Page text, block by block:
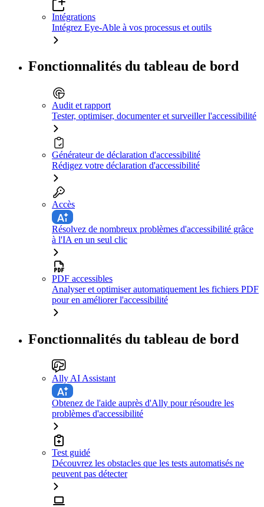
Intégrations
Intégrez Eye-Able à vos processus et outils
Fonctionnalités du tableau de bord
Audit et rapport
Tester, optimiser, documenter et surveiller l'accessibilité
Générateur de déclaration d'accessibilité
Rédigez votre déclaration d'accessibilité
Accès
Résolvez de nombreux problèmes d'accessibilité grâce
à l'IA en un seul clic
PDF accessibles
Analyser et optimiser automatiquement les fichiers PDF
pour en améliorer l'accessibilité
Fonctionnalités du tableau de bord
Ally AI Assistant
Obtenez de l'aide auprès d'Ally pour résoudre les
problèmes d'accessibilité
Test guidé
Découvrez les obstacles que les tests automatisés ne
peuvent pas détecter